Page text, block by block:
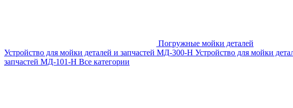
Погружные мойки деталей
Устройство для мойки деталей и запчастей МД-300-H Устройство для мойки
запчастей МД-101-Н Все категории